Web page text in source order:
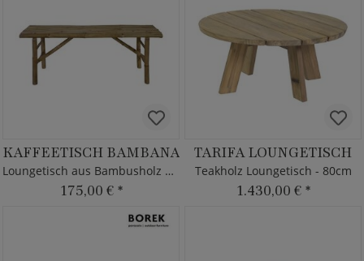
KAFFEETISCH BAMBANA
Loungetisch aus Bambusholz 120cm
175,00 € *
TARIFA LOUNGETISCH
Teakholz Loungetisch - 80cm
1.430,00 € *